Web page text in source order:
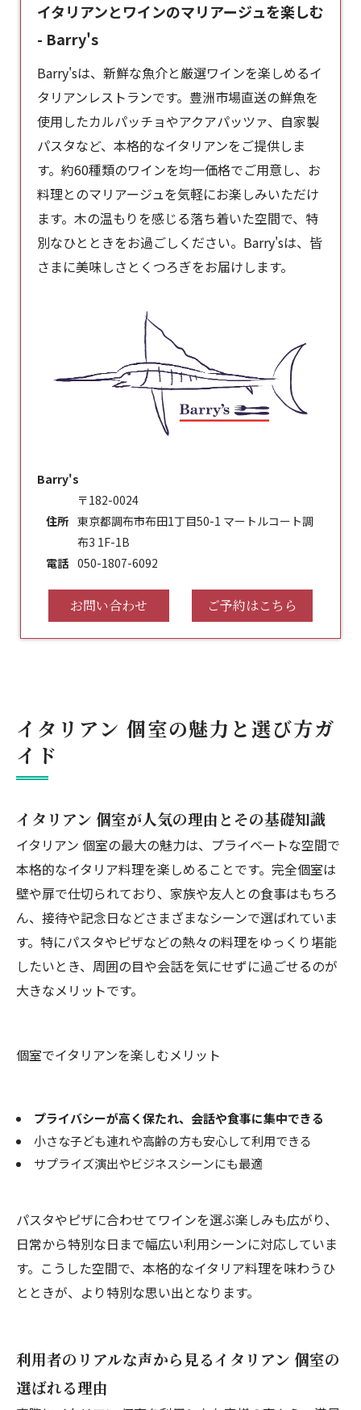
イタリアンとワインのマリアージュを楽しむ
- Barry's
Barry'sは、新鮮な魚介と厳選ワインを楽しめるイ
タリアンレストランです。豊洲市場直送の鮮魚を
使用したカルパッチョやアクアパッツァ、自家製
パスタなど、本格的なイタリアンをご提供しま
す。約60種類のワインを均一価格でご用意し、お
料理とのマリアージュを気軽にお楽しみいただけ
ます。木の温もりを感じる落ち着いた空間で、特
別なひとときをお過ごしください。Barry'sは、皆
さまに美味しさとくつろぎをお届けします。
Barry's
住所
〒182-0024
東京都調布市布田1丁目50-1 マートルコート調
布3 1F-1B
電話 050-1807-6092
お問い合わせ ご予約はこちら
イタリアン 個室の魅力と選び方ガ
イド
イタリアン 個室が人気の理由とその基礎知識
イタリアン 個室の最大の魅力は、プライベートな空間で
本格的なイタリア料理を楽しめることです。完全個室は
壁や扉で仕切られており、家族や友人との食事はもちろ
ん、接待や記念日などさまざまなシーンで選ばれていま
す。特にパスタやピザなどの熱々の料理をゆっくり堪能
したいとき、周囲の目や会話を気にせずに過ごせるのが
大きなメリットです。
個室でイタリアンを楽しむメリット
プライバシーが高く保たれ、会話や食事に集中できる
小さな子ども連れや高齢の方も安心して利用できる
サプライズ演出やビジネスシーンにも最適
パスタやピザに合わせてワインを選ぶ楽しみも広がり、
日常から特別な日まで幅広い利用シーンに対応していま
す。こうした空間で、本格的なイタリア料理を味わうひ
とときが、より特別な思い出となります。
利用者のリアルな声から見るイタリアン 個室の
選ばれる理由